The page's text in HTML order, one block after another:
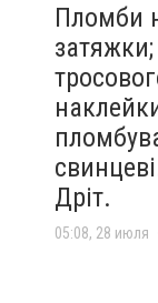
Пломби
Дріт.
05:08, 28 июля